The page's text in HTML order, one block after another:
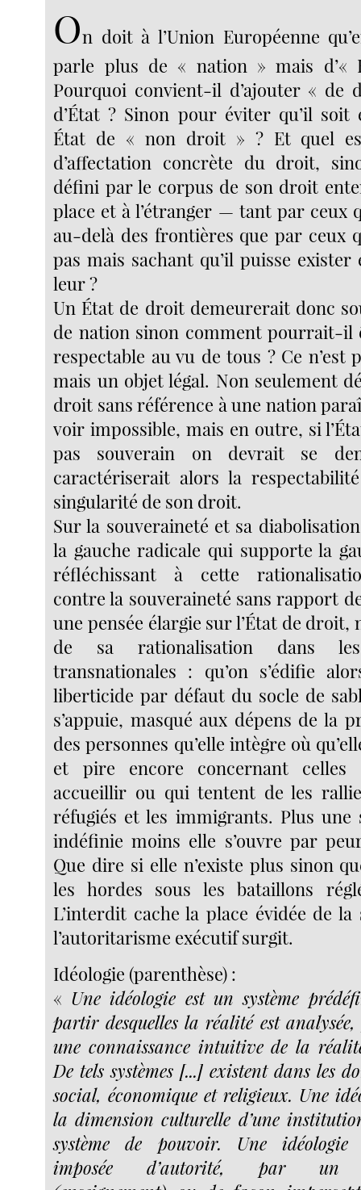
On doit à l’Union Européenne
parle plus de « nation » mais d’«
Pourquoi convient-il d’ajouter « de
d’État ? Sinon pour éviter qu’il soit
État de « non droit » ? Et quel
d’affectation concrète du droit,
défini par le corpus de son droit
place et à l’étranger — tant par ceux
au-delà des frontières que par ceux
pas mais sachant qu’il puisse
leur ?
Un État de droit demeurerait donc
de nation sinon comment pourrait-il
respectable au vu de tous ? Ce n’est
mais un objet légal. Non seulement
droit sans référence à une nation
voir impossible, mais en outre, si
pas souverain on devrait se
caractériserait alors la
singularité de son droit.
Sur la souveraineté et sa
la gauche radicale qui supporte la
réfléchissant à cette
contre la souveraineté sans rapport
une pensée élargie sur l’État de droit,
de sa rationalisation dans les
transnationales : qu’on s’édifie
liberticide par défaut du socle de
s’appuie, masqué aux dépens de la
des personnes qu’elle intègre où
et pire encore concernant celles
accueillir ou qui tentent de les
réfugiés et les immigrants. Plus une
indéfinie moins elle s’ouvre par
Que dire si elle n’existe plus sinon
les hordes sous les bataillons
L’interdit cache la place évidée de la
l’autoritarisme exécutif surgit.
Idéologie (parenthèse) :
« Une idéologie est un système
partir desquelles la réalité est
une connaissance intuitive de la
De tels systèmes [...] existent dans les
social, économique et religieux. Une
la dimension culturelle d’une
système de pouvoir. Une idéologie
imposée d’autorité, par un